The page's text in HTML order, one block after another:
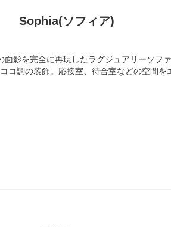
Sophia(ソフィア)
面影を完全に再現したラグジュアリーソファ
コ調の装飾。応接室、待合室などの空間を